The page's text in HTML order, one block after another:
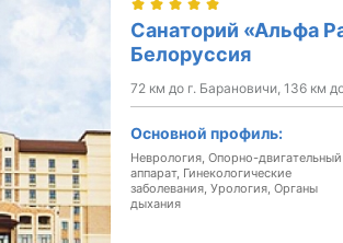
Санаторий «Альфа
Белоруссия
72 км до г. Барановичи, 136 км
Основной профиль:
Неврология, Опорно-двигательный
аппарат, Гинекологические
заболевания, Урология, Органы
дыхания